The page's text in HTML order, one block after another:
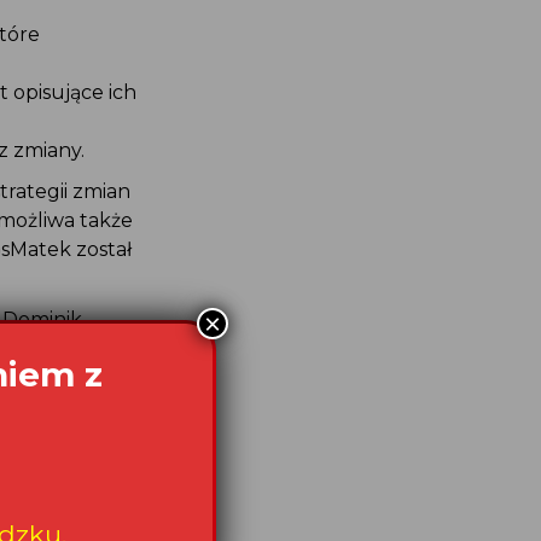
opisujące ich
zmiany.
zmian
także
został
nad ich
Anna
z
×